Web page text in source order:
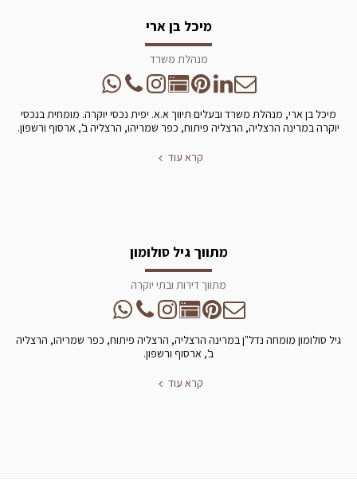
מיכל בן ארי
מנהלת משרד
מיכל בן ארי, מנהלת משרד ובעלים תיווך א.א. יפית נכסי יוקרה. מומחית בנכסי
יוקרה במרינה הרצליה, הרצליה פיתוח, כפר שמריהו, הרצליה ב', ארסוף ורשפון.
קרא עוד
מתווך גיל סולומון
מתווך דירות ובתי יוקרה
גיל סולומון מומחה נדל"ן במרינה הרצליה, הרצליה פיתוח, כפר שמריהו, הרצליה
ב', ארסוף ורשפון.
קרא עוד